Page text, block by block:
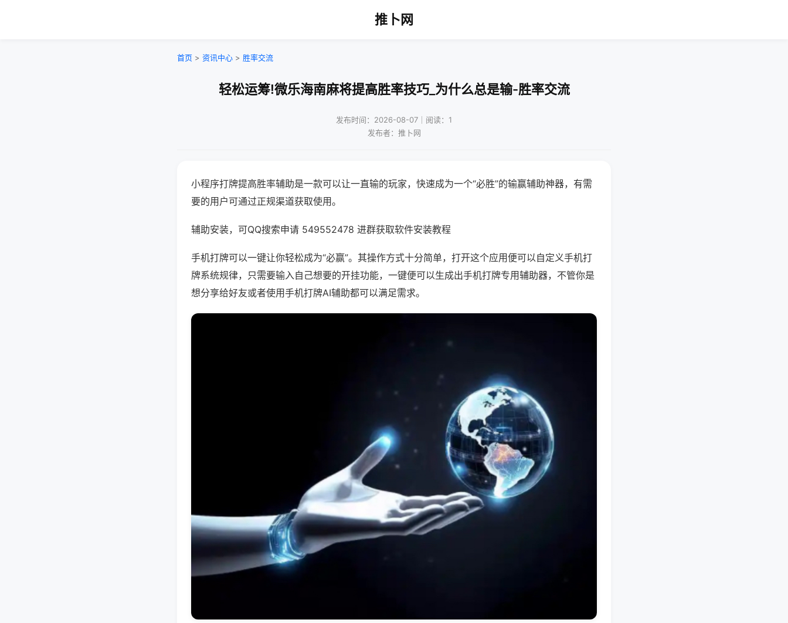
推卜网
首页 > 资讯中心 > 胜率交流
轻松运筹!微乐海南麻将提高胜率技巧_为什么总是输-胜率交流
发布时间：2026-08-07｜阅读：1
发布者：推卜网
小程序打牌提高胜率辅助是一款可以让一直输的玩家，快速成为一个“必胜”的输赢辅助神器，有需
要的用户可通过正规渠道获取使用。
辅助安装，可QQ搜索申请 549552478 进群获取软件安装教程
手机打牌可以一键让你轻松成为“必赢”。其操作方式十分简单，打开这个应用便可以自定义手机打
牌系统规律，只需要输入自己想要的开挂功能，一键便可以生成出手机打牌专用辅助器，不管你是
想分享给好友或者使用手机打牌AI辅助都可以满足需求。